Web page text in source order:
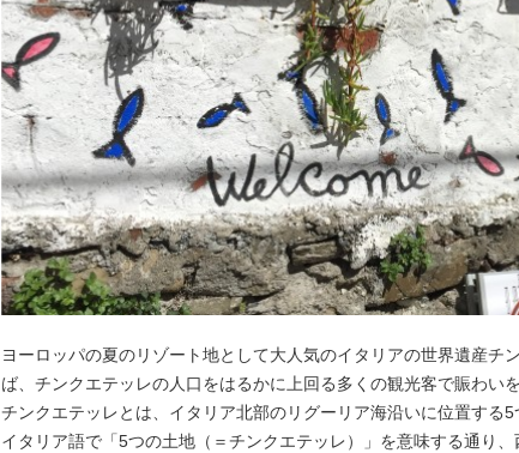
ヨーロッパの夏のリゾート地として大人気のイタリアの世界遺産チ
ば、チンクエテッレの人口をはるかに上回る多くの観光客で賑わいを
チンクエテッレとは、イタリア北部のリグーリア海沿いに位置する5
イタリア語で「5つの土地（＝チンクエテッレ）」を意味する通り